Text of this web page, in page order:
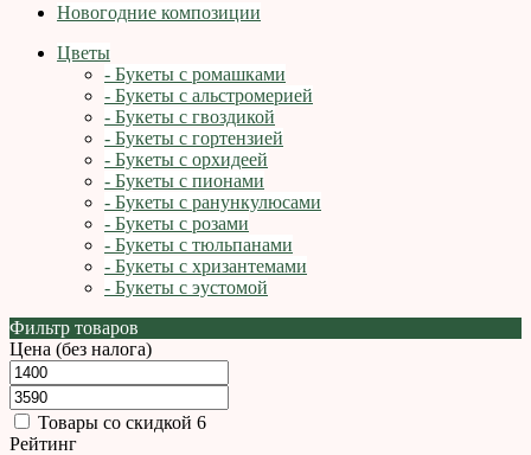
Новогодние композиции
Цветы
- Букеты с ромашками
- Букеты с альстромерией
- Букеты с гвоздикой
- Букеты с гортензией
- Букеты с орхидеей
- Букеты с пионами
- Букеты с ранункулюсами
- Букеты с розами
- Букеты с тюльпанами
- Букеты с хризантемами
- Букеты с эустомой
Фильтр товаров
Цена (без налога)
Товары со скидкой 6
Рейтинг